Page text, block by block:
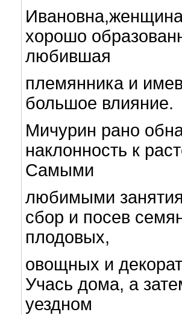
хорошо
любившая
племянника и
большое влияние.
Мичурин рано
наклонность к
Самыми
любимыми
сбор и посев
плодовых,
овощных и
Учась дома, а
уездном